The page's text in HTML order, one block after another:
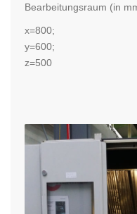
Bearbeitungsraum (in
x=800;
y=600;
z=500